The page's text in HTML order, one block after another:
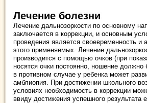
Лечение болезни
Лечение дальнозоркости по основному
заключается в коррекции, и основным
проведения является своевременность и
этого применяемых. Лечение
производится с помощью очков (при
носятся очки постоянно, ношение должно
в противном случае у ребенка может
амблиопия. При достижении школьного
условиях необходимость в коррекции
ввиду достижения успешного результата